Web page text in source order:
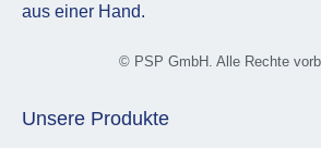
aus einer Hand.
© PSP GmbH. Alle Rechte
Unsere Produkte